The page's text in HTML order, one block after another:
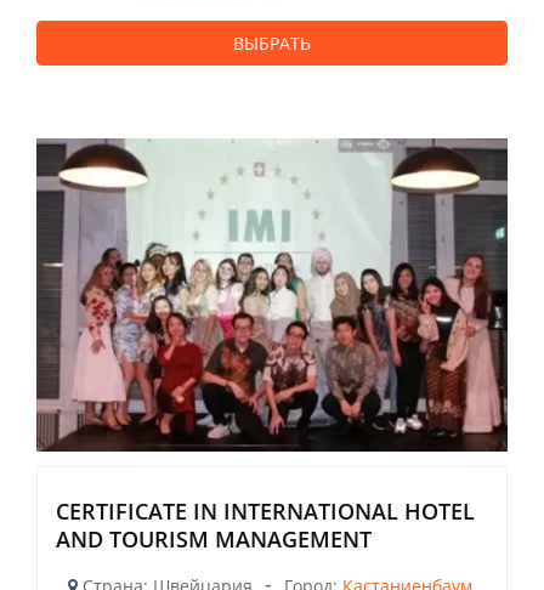
ВЫБРАТЬ
CERTIFICATE IN INTERNATIONAL HOTEL
AND TOURISM MANAGEMENT
-